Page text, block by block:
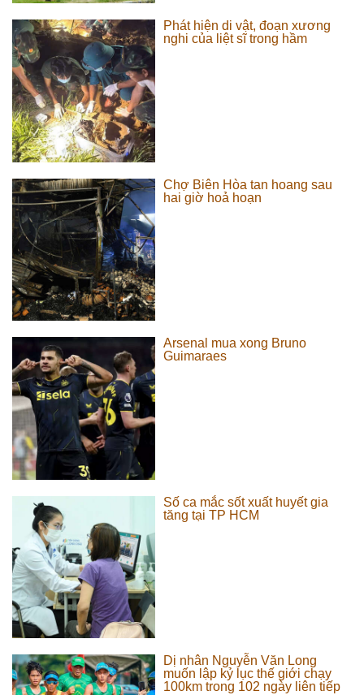
Phát hiện di vật, đoạn xương
nghi của liệt sĩ trong hầm
Chợ Biên Hòa tan hoang sau
hai giờ hoả hoạn
Arsenal mua xong Bruno
Guimaraes
Số ca mắc sốt xuất huyết gia
tăng tại TP HCM
Dị nhân Nguyễn Văn Long
muốn lập kỷ lục thế giới chạy
100km trong 102 ngày liên tiếp